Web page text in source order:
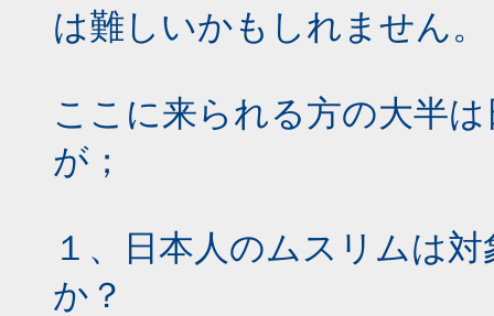
は難しいかもしれません。
ここに来られる方の大半
が；
１、日本人のムスリムは
か？